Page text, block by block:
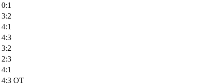
0:1
3:2
4:1
4:3
3:2
2:3
4:1
4:3 OT